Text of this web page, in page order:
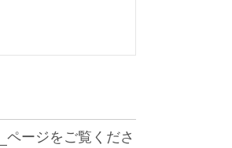
ページをご覧くださ